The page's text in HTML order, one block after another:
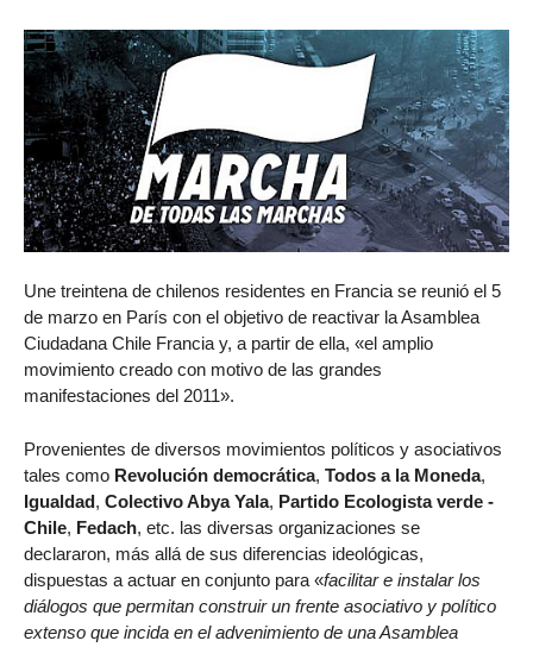
Une treintena de chilenos residentes en Francia se reunió el 5
de marzo en París con el objetivo de reactivar la Asamblea
Ciudadana Chile Francia y, a partir de ella, «el amplio
movimiento creado con motivo de las grandes
manifestaciones del 2011».
Provenientes de diversos movimientos políticos y asociativos
tales como Revolución democrática, Todos a la Moneda,
Igualdad, Colectivo Abya Yala, Partido Ecologista verde -
Chile, Fedach, etc. las diversas organizaciones se
declararon, más allá de sus diferencias ideológicas,
dispuestas a actuar en conjunto para «facilitar e instalar los
diálogos que permitan construir un frente asociativo y político
extenso que incida en el advenimiento de una Asamblea